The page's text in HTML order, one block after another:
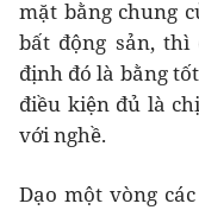
mặt bằng chung
bất động sản,
định đó là bằng
điều kiện đủ là
với nghề.
Dạo một vòng